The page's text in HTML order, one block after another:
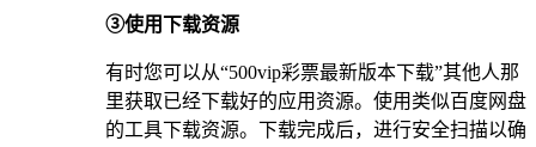
③使用下载资源
有时您可以从“500vip彩票最新版本下载”其他人那
里获取已经下载好的应用资源。使用类似百度网盘
的工具下载资源。下载完成后，进行安全扫描以确